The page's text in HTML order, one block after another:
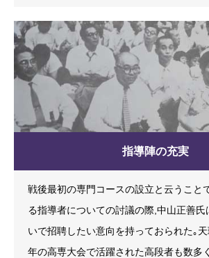
指導陣の充実
戦後最初の専門コースの設立と云うこと
る指導者についての討議の際,中山正善氏
いで招聘したい意向を持っておられた｡
年の高専大会で活躍された高段者も数多